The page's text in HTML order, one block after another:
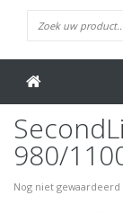
980/
Nog niet gewaardeerd